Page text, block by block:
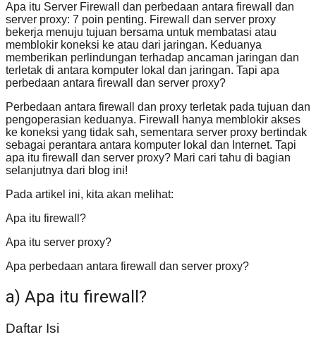
Apa itu Server Firewall dan perbedaan antara firewall dan
server proxy: 7 poin penting. Firewall dan server proxy
bekerja menuju tujuan bersama untuk membatasi atau
memblokir koneksi ke atau dari jaringan. Keduanya
memberikan perlindungan terhadap ancaman jaringan dan
terletak di antara komputer lokal dan jaringan. Tapi apa
perbedaan antara firewall dan server proxy?
Perbedaan antara firewall dan proxy terletak pada tujuan dan
pengoperasian keduanya. Firewall hanya memblokir akses
ke koneksi yang tidak sah, sementara server proxy bertindak
sebagai perantara antara komputer lokal dan Internet. Tapi
apa itu firewall dan server proxy? Mari cari tahu di bagian
selanjutnya dari blog ini!
Pada artikel ini, kita akan melihat:
Apa itu firewall?
Apa itu server proxy?
Apa perbedaan antara firewall dan server proxy?
a) Apa itu firewall?
Daftar Isi